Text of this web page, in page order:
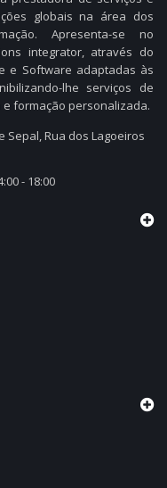
globais na área dos
Apresenta-se no
integrator, através do
e Software adaptadas às
lhe serviços de
formação personalizada.
Sepal, Rua dos Lagoeiros
- 18:00